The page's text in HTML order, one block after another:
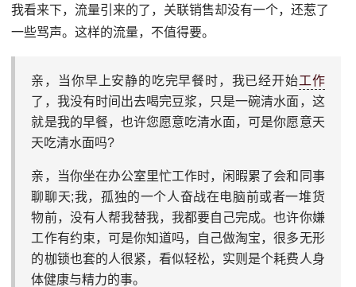
我看来下，流量引来的了，关联销售却没有一个，还惹了
一些骂声。这样的流量，不值得要。
亲，当你早上安静的吃完早餐时，我已经开始工作
了，我没有时间出去喝完豆浆，只是一碗清水面，这
就是我的早餐，也许您愿意吃清水面，可是你愿意天
天吃清水面吗?
亲，当你坐在办公室里忙工作时，闲暇累了会和同事
聊聊天;我，孤独的一个人奋战在电脑前或者一堆货
物前，没有人帮我替我，我都要自己完成。也许你嫌
工作有约束，可是你知道吗，自己做淘宝，很多无形
的枷锁也套的人很紧，看似轻松，实则是个耗费人身
体健康与精力的事。